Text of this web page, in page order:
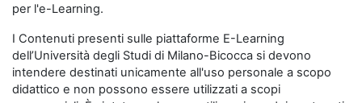
per l'e-Learning.
I Contenuti presenti sulle piattaforme E-Learning
dell’Università degli Studi di Milano-Bicocca si devono
intendere destinati unicamente all'uso personale a scopo
didattico e non possono essere utilizzati a scopi